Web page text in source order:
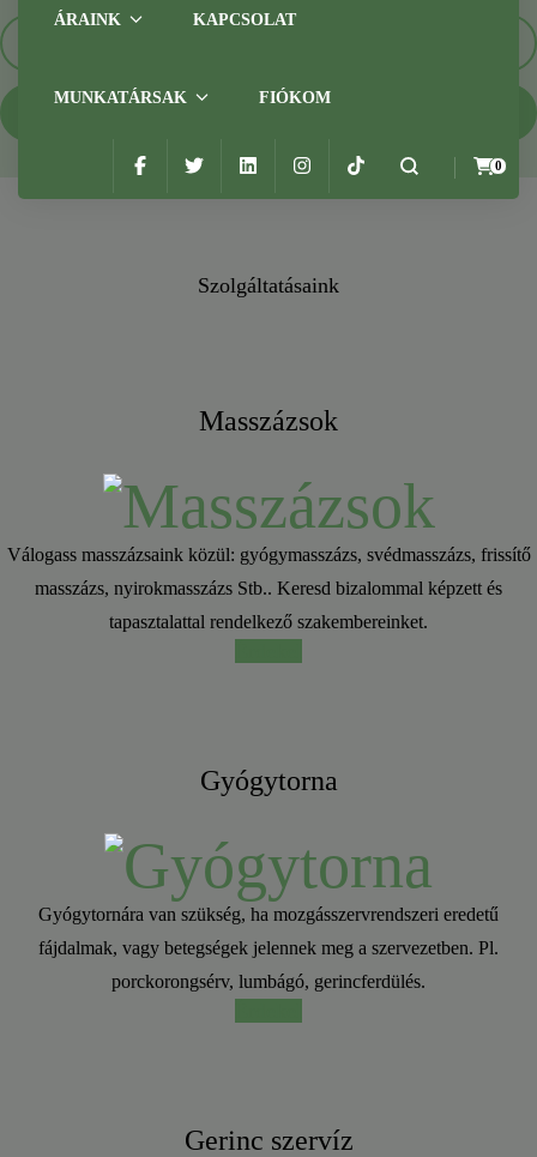
ÁRAINK KAPCSOLAT
MUNKATÁRSAK FIÓKOM
0
Szolgáltatásaink
Masszázsok
Válogass masszázsaink közül: gyógymasszázs, svédmasszázs, frissítő
masszázs, nyirokmasszázs Stb.. Keresd bizalommal képzett és
tapasztalattal rendelkező szakembereinket.
Gyógytorna
Gyógytornára van szükség, ha mozgásszervrendszeri eredetű
fájdalmak, vagy betegségek jelennek meg a szervezetben. Pl.
porckorongsérv, lumbágó, gerincferdülés.
Gerinc szervíz